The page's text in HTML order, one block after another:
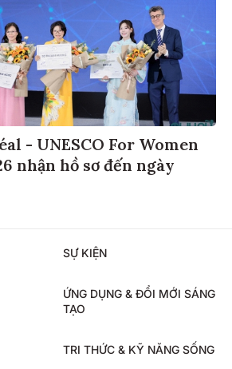
- UNESCO For Women
nhận hồ sơ đến ngày
SỰ KIỆN
ỨNG DỤNG & ĐỔI MỚI SÁNG
TẠO
TRI THỨC & KỸ NĂNG SỐNG